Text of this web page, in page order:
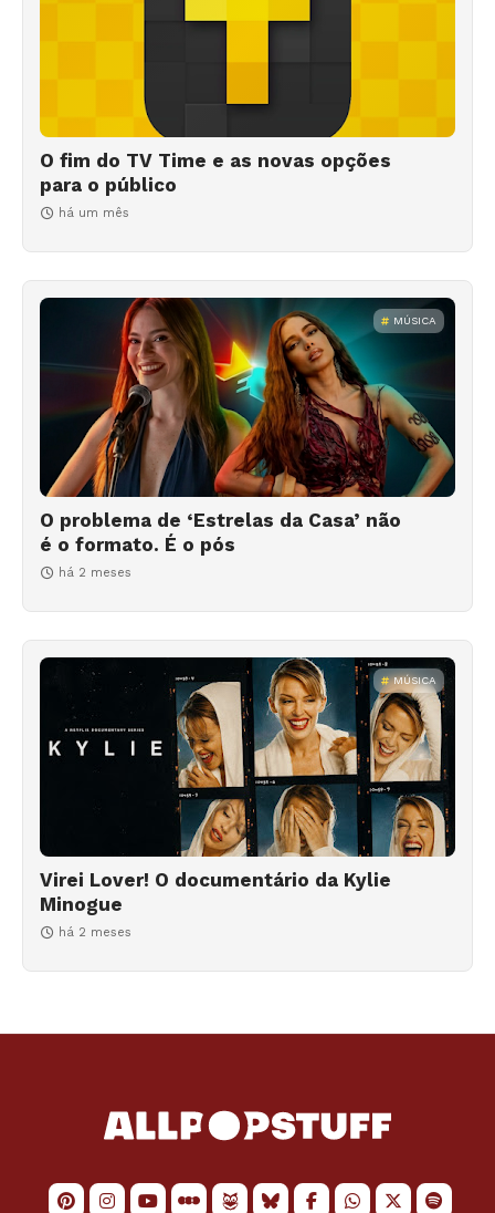
O fim do TV Time e as novas opções
para o público
há um mês
MÚSICA
O problema de ‘Estrelas da Casa’ não
é o formato. É o pós
há 2 meses
MÚSICA
Virei Lover! O documentário da Kylie
Minogue
há 2 meses